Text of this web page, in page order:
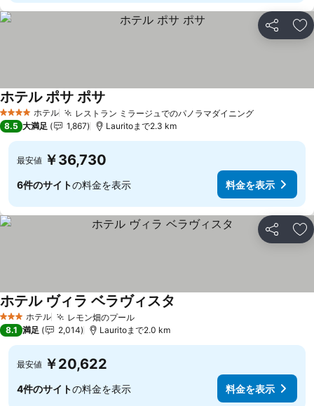
シェア お
4 ホテルのランク
ホテル レストラン ミラージュでのパノラマダイニング
ホテル ポサ ポサ
8.5 大満足 1,867 Lauritoまで2.3 km
最安値 ￥36,730
6件のサイトの料金を表示 料金を表示
シェア お
3 ホテルのランク
ホテル レモン畑のプール
ホテル ヴィラ ベラヴィスタ
8.1 満足 2,014 Lauritoまで2.0 km
最安値 ￥20,622
4件のサイトの料金を表示 料金を表示